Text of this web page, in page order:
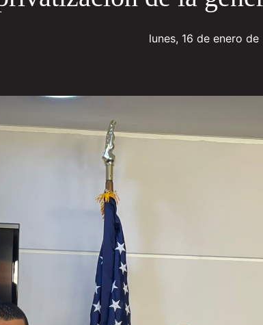
lunes, 16 de enero